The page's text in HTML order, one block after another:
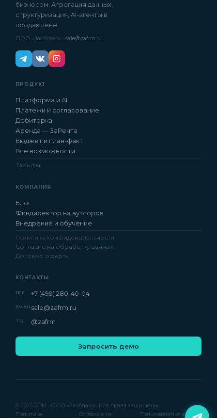
бизнесом. Агрегация данных,
структуризация, AI-агенты в
продакшене.
ООО «Заоблако» · sale@zafrm.ru
ПРОДУКТ
Платформа и AI
Платежи и согласование
Дебиторка
Аренда — ЗаРента
Бюджет и план-факт
Все возможности
Тарифы
КОМПАНИЯ
Блог
Финдиректор на аутсорсе
Внедрение и обучение
Политика конфиденциальности
Согласие на обработку данных
Договор оферты
КОНТАКТЫ
ТЕЛ +7 (499) 280-40-04
EMAIL sale@zafrm.ru
TG @zafrm
Запросить демо
© 2025 ФРМ · ООО «Заоблако». Все права защищены.
Политика
Согласие на Пользовательское